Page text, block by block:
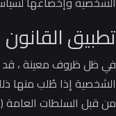
تطبيق القانون
في ظل ظروف معينة ، قد
الشخصية إذا طُلب منها
من قبل السلطات